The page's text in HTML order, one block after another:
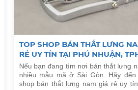
TOP SHOP BÁN THẮT LƯNG
RẺ UY TÍN TẠI PHÚ NHUẬN,
Nếu bạn đang tìm nơi bán thắt lưng
nhiều mẫu mã ở Sài Gòn. Hãy đến
shop bán thắt lưng nam giá rẻ uy